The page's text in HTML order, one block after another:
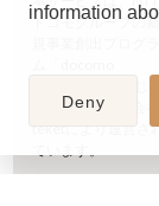
ドコモグループの
企画され、株式会社
teketにより運営さ
information
Deny